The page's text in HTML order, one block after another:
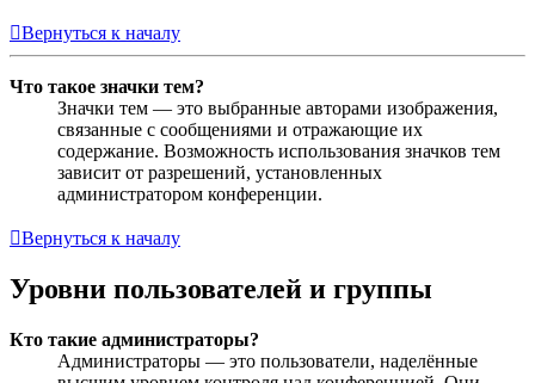
Вернуться к началу
Что такое значки тем?
Значки тем — это выбранные авторами изображения,
связанные с сообщениями и отражающие их
содержание. Возможность использования значков тем
зависит от разрешений, установленных
администратором конференции.
Вернуться к началу
Уровни пользователей и группы
Кто такие администраторы?
Администраторы — это пользователи, наделённые